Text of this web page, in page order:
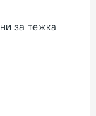
за тежка